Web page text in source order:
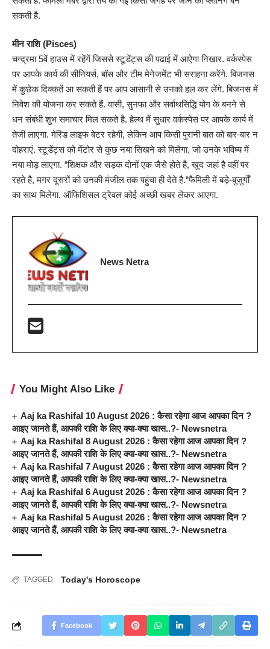
सकती है.
मीन राशि (Pisces)
चन्द्रमा 5वें हाउस में रहेंगें जिससे स्टूडेंट्स की पढाई में आऐगा निखार. वर्कस्पेस
पर आपके कार्य की सीनियर्स, बॉस और टीम मेनेजमेंट भी सराहना करेंगे. बिजनस
में कुछेक दिक्कतें आ सकती हैं पर आप आसानी से उनको हल कर लेंगे. बिजनस में
निवेश की योजना कर सकते हैं. वासी, सुनफा और सर्वाथसिद्धि योग के बनने से
धन संबंधी शुभ समाचार मिल सकते है. हेल्थ में सुधार वर्कस्पेस पर आपके कार्य में
तेजी लाएगा. मेरिड लाइफ बेटर रहेगी, लेकिन आप किसी पुरानी बात को बार-बार न
दोहराएं. स्टूडेंट्स को मेंटोर से कुछ नया सिखने को मिलेगा, जो उनके भविष्य में
नया मोड़ लाएगा. “शिक्षक और सड़क दोनों एक जैसे होते है, खुद जहां है वहीं पर
रहते है, मगर दूसरों को उनकी मंजील तक पहुंचा ही देते है.“फैमिली में बड़े-बुजुर्गों
का साथ मिलेगा. ऑफिशिसल ट्रेवल कोई अच्छी खबर लेकर आएगा.
News Netra
You Might Also Like
Aaj ka Rashifal 10 August 2026 : कैसा रहेगा आज आपका दिन ?
आइए जानते हैं, आपकी राशि के लिए क्या-क्या खास..?- Newsnetra
Aaj ka Rashifal 8 August 2026 : कैसा रहेगा आज आपका दिन ?
आइए जानते हैं, आपकी राशि के लिए क्या-क्या खास..?- Newsnetra
Aaj ka Rashifal 7 August 2026 : कैसा रहेगा आज आपका दिन ?
आइए जानते हैं, आपकी राशि के लिए क्या-क्या खास..?- Newsnetra
Aaj ka Rashifal 6 August 2026 : कैसा रहेगा आज आपका दिन ?
आइए जानते हैं, आपकी राशि के लिए क्या-क्या खास..?- Newsnetra
Aaj ka Rashifal 5 August 2026 : कैसा रहेगा आज आपका दिन ?
आइए जानते हैं, आपकी राशि के लिए क्या-क्या खास..?- Newsnetra
TAGGED: Today's Horoscope
Facebook